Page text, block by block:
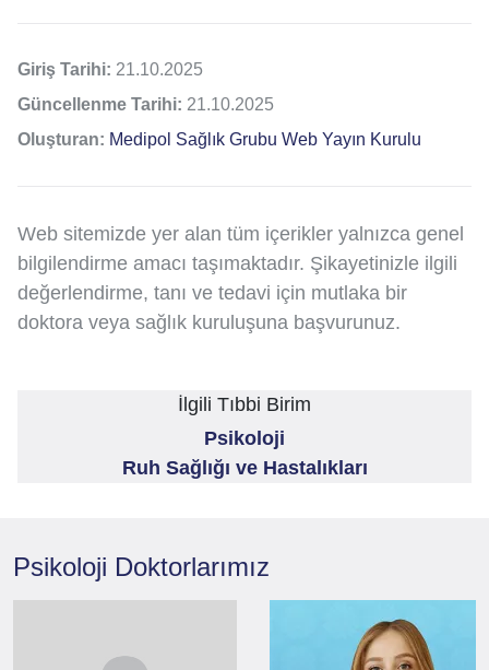
Giriş Tarihi: 21.10.2025
Güncellenme Tarihi: 21.10.2025
Oluşturan: Medipol Sağlık Grubu Web Yayın Kurulu
Web sitemizde yer alan tüm içerikler yalnızca genel
bilgilendirme amacı taşımaktadır. Şikayetinizle ilgili
değerlendirme, tanı ve tedavi için mutlaka bir
doktora veya sağlık kuruluşuna başvurunuz.
İlgili Tıbbi Birim
Psikoloji
Ruh Sağlığı ve Hastalıkları
Psikoloji Doktorlarımız